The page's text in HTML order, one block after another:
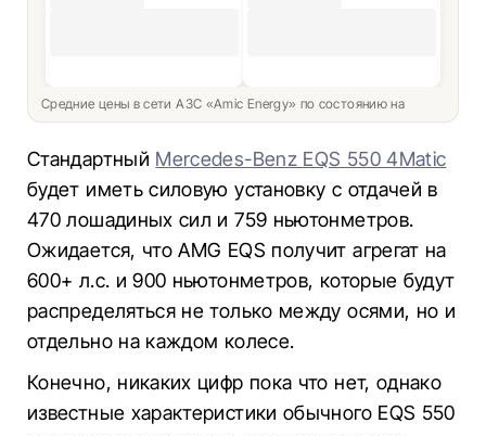
Средние цены в сети АЗС «Amic Energy» по состоянию на
Стандартный Mercedes-Benz EQS 550 4Matic
будет иметь силовую установку с отдачей в
470 лошадиных сил и 759 ньютонметров.
Ожидается, что AMG EQS получит агрегат на
600+ л.с. и 900 ньютонметров, которые будут
распределяться не только между осями, но и
отдельно на каждом колесе.
Конечно, никаких цифр пока что нет, однако
известные характеристики обычного EQS 550